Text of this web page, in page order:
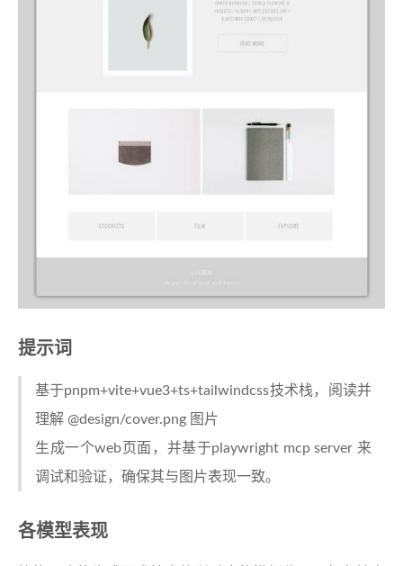
提示词
基于pnpm+vite+vue3+ts+tailwindcss技术栈，阅读并
理解 @design/cover.png 图片
生成一个web页面，并基于playwright mcp server 来
调试和验证，确保其与图片表现一致。
各模型表现